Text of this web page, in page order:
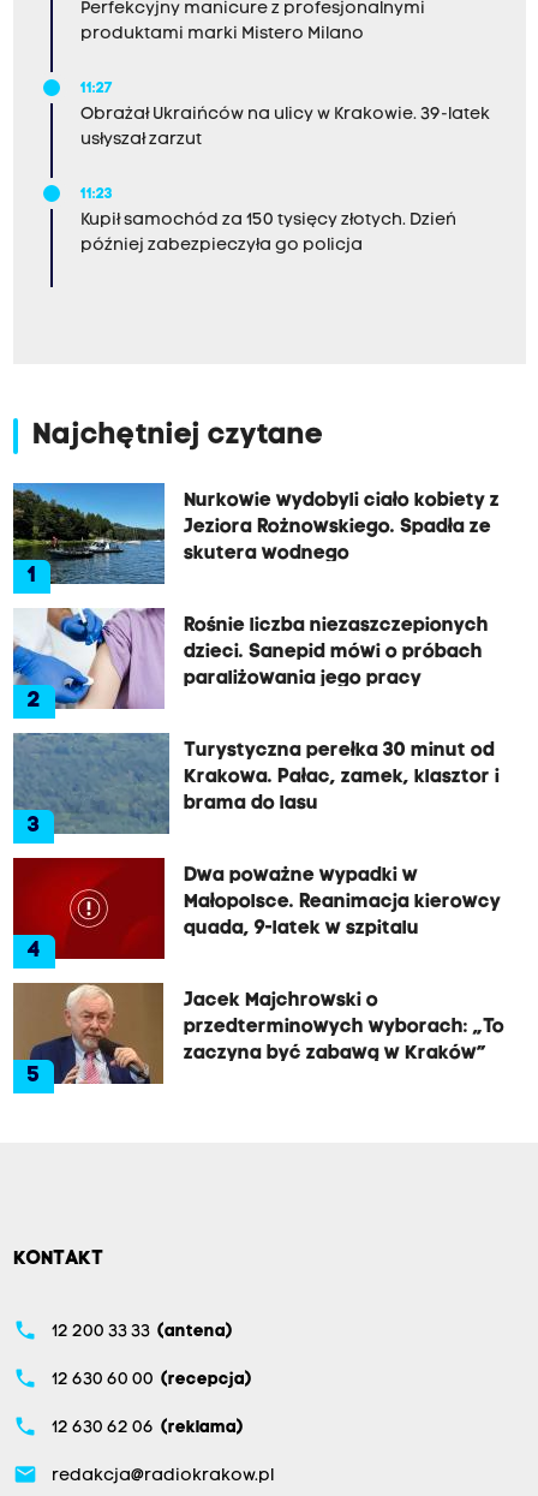
Perfekcyjny manicure z profesjonalnymi
produktami marki Mistero Milano
11:27
Obrażał Ukraińców na ulicy w Krakowie. 39-latek
usłyszał zarzut
11:23
Kupił samochód za 150 tysięcy złotych. Dzień
później zabezpieczyła go policja
Najchętniej czytane
1
Nurkowie wydobyli ciało kobiety z
Jeziora Rożnowskiego. Spadła ze
skutera wodnego
2
Rośnie liczba niezaszczepionych
dzieci. Sanepid mówi o próbach
paraliżowania jego pracy
3
Turystyczna perełka 30 minut od
Krakowa. Pałac, zamek, klasztor i
brama do lasu
4
Dwa poważne wypadki w
Małopolsce. Reanimacja kierowcy
quada, 9-latek w szpitalu
5
Jacek Majchrowski o
przedterminowych wyborach: „To
zaczyna być zabawą w Kraków”
KONTAKT
phone 12 200 33 33 (antena)
phone 12 630 60 00 (recepcja)
phone 12 630 62 06 (reklama)
email redakcja@radiokrakow.pl